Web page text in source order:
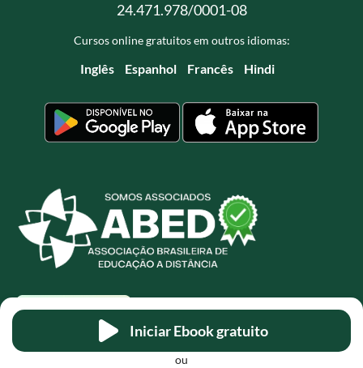
Iniciar Ebook gratuito
ou
24.471.978/0001-08
Cursos online gratuitos em outros idiomas:
Inglês Espanhol Francês Hindi